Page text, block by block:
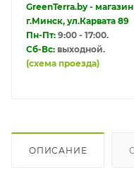
GreenTerra.by -
г.Минск, ул.Карвата 89
Пн-Пт: 9:00 - 17:00.
Сб-Вс: выходной.
(схема проезда)
ОПИСАНИЕ